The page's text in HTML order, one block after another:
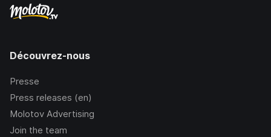
Découvrez-nous
Presse
Press releases (en)
Molotov Advertising
Join the team